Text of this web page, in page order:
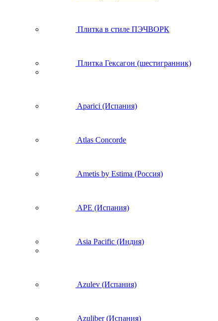
Плитка в стиле ПЭЧВОРК
Плитка Гексагон (шестигранник)
Aparici (Испания)
Atlas Concorde
Ametis by Estima (Россия)
APE (Испания)
Asia Pacific (Индия)
Azulev (Испания)
Azuliber (Испания)